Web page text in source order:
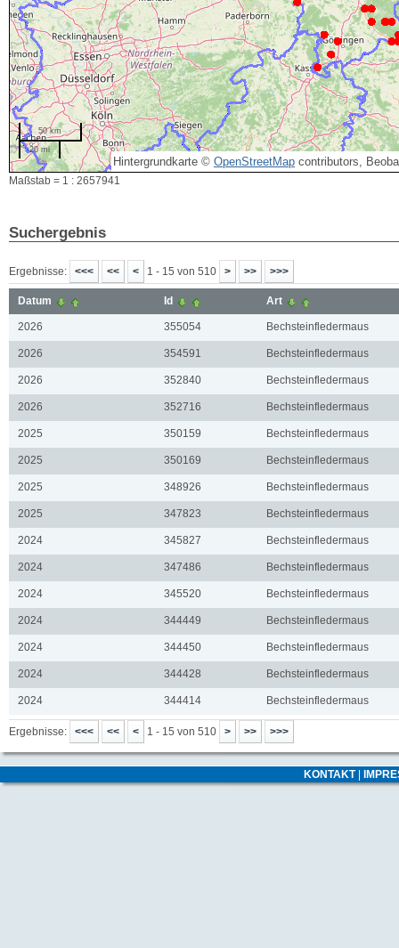
Hintergrundkarte © OpenStreetMap contributors,
50 km
20 mi
Maßstab = 1 : 2657941
Suchergebnis
Ergebnisse: 1 - 15 von 510
Datum Id Art
2026 355054 Bechsteinfledermaus
2026 354591 Bechsteinfledermaus
2026 352840 Bechsteinfledermaus
2026 352716 Bechsteinfledermaus
2025 350159 Bechsteinfledermaus
2025 350169 Bechsteinfledermaus
2025 348926 Bechsteinfledermaus
2025 347823 Bechsteinfledermaus
2024 345827 Bechsteinfledermaus
2024 347486 Bechsteinfledermaus
2024 345520 Bechsteinfledermaus
2024 344449 Bechsteinfledermaus
2024 344450 Bechsteinfledermaus
2024 344428 Bechsteinfledermaus
2024 344414 Bechsteinfledermaus
Ergebnisse: 1 - 15 von 510
KONTAKT|